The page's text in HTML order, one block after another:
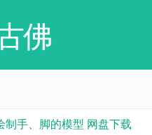
佛
手、脚的模型 网盘下载